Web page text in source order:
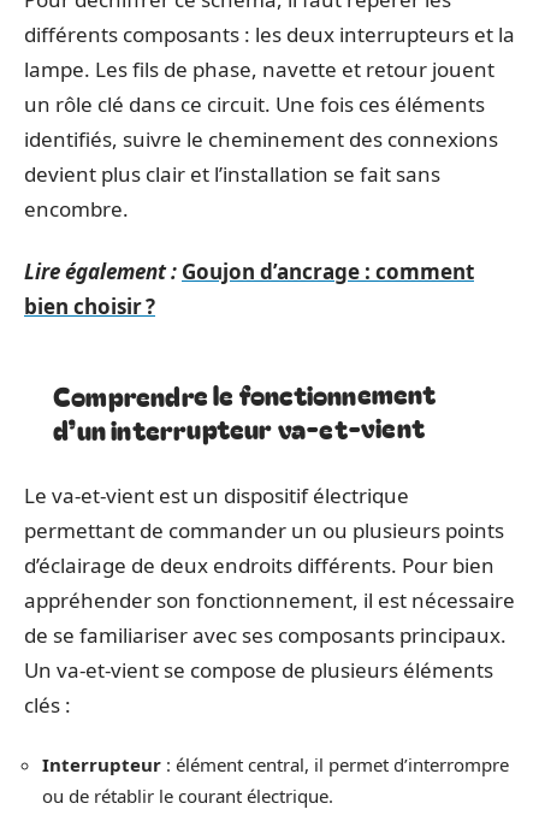
différents composants : les deux interrupteurs et la
lampe. Les fils de phase, navette et retour jouent
un rôle clé dans ce circuit. Une fois ces éléments
identifiés, suivre le cheminement des connexions
devient plus clair et l’installation se fait sans
encombre.
Lire également : Goujon d’ancrage : comment
bien choisir ?
Comprendre le fonctionnement
d’un interrupteur va-et-vient
Le va-et-vient est un dispositif électrique
permettant de commander un ou plusieurs points
d’éclairage de deux endroits différents. Pour bien
appréhender son fonctionnement, il est nécessaire
de se familiariser avec ses composants principaux.
Un va-et-vient se compose de plusieurs éléments
clés :
Interrupteur : élément central, il permet d’interrompre
ou de rétablir le courant électrique.